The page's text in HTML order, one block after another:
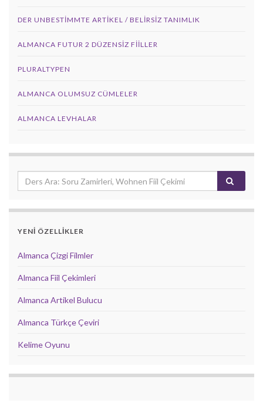
DER UNBESTIMMTE ARTIKEL / BELIRSIZ TANIMLIK
ALMANCA FUTUR 2 DÜZENSIZ FIILLER
PLURALTYPEN
ALMANCA OLUMSUZ CÜMLELER
ALMANCA LEVHALAR
YENİ ÖZELLİKLER
Almanca Çizgi Filmler
Almanca Fiil Çekimleri
Almanca Artikel Bulucu
Almanca Türkçe Çeviri
Kelime Oyunu